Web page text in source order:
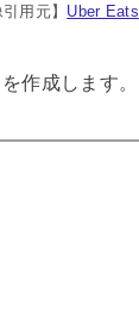
引用元】 Uber Eats
作成します。